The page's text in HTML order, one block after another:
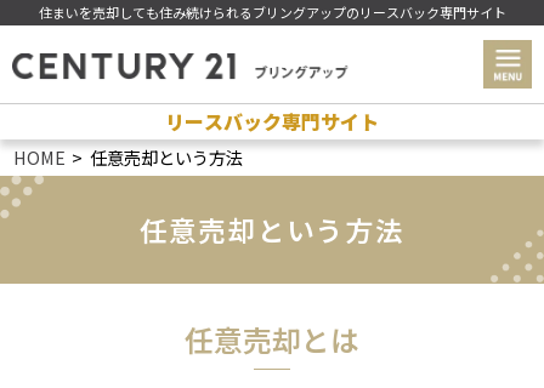
住まいを売却しても住み続けられるブリングアップのリースバック専門サイト
リースバック専門サイト
HOME 任意売却という方法
任意売却という方法
任意売却とは